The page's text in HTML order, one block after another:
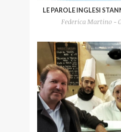
LE PAROLE INGLESI
Federica Martino -